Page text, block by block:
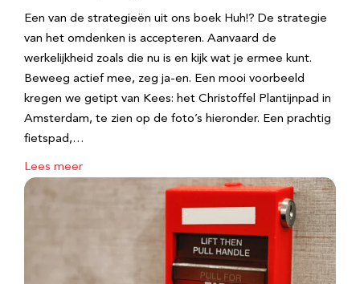
Een van de strategieën uit ons boek Huh!? De strategie
van het omdenken is accepteren. Aanvaard de
werkelijkheid zoals die nu is en kijk wat je ermee kunt.
Beweeg actief mee, zeg ja-en. Een mooi voorbeeld
kregen we getipt van Kees: het Christoffel Plantijnpad in
Amsterdam, te zien op de foto’s hieronder. Een prachtig
fietspad,…
Lees meer